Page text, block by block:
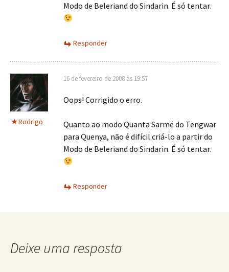
Modo de Beleriand do Sindarin. É só tentar.
Responder
Rodrigo
16 de fevereiro de 2008 às 19:57
Oops! Corrigido o erro.
Quanto ao modo Quanta Sarmë do Tengwar
para Quenya, não é difícil criá-lo a partir do
Modo de Beleriand do Sindarin. É só tentar.
Responder
Deixe uma resposta